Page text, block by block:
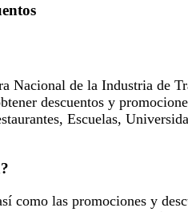
de la Industria de
descuentos y
Escuelas,
como las promociones y